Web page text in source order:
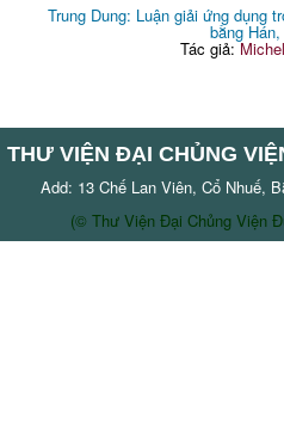
Trung Dung: Luận giải ứng dụng
bằng
Tác giả:
THƯ VIỆN ĐẠI CHỦNG
Add: 13 Chế Lan Viên, Cổ Nhuế,
(© Thư Viện Đại Chủng Viện